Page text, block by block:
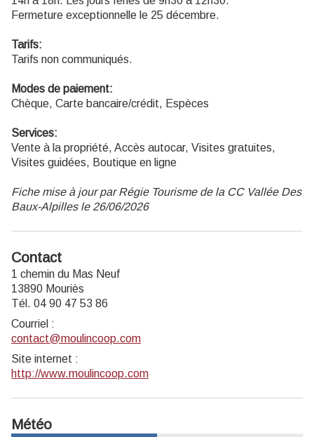
Fermeture exceptionnelle le 25 décembre.
Tarifs:
Tarifs non communiqués.
Modes de paiement:
Chèque, Carte bancaire/crédit, Espèces
Services:
Vente à la propriété, Accès autocar, Visites gratuites,
Visites guidées, Boutique en ligne
Fiche mise à jour par Régie Tourisme de la CC Vallée Des
Baux-Alpilles le 26/06/2026
Contact
1 chemin du Mas Neuf
13890 Mouriès
Tél. 04 90 47 53 86
Courriel :
contact@moulincoop.com
Site internet :
http://www.moulincoop.com
Météo